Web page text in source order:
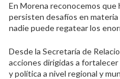
En Morena reconocemos que
persisten desafíos en
nadie puede regatear los
Desde la Secretaría de
acciones dirigidas a
y política a nivel regional y